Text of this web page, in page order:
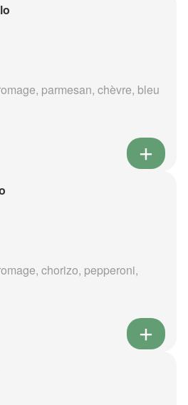
parmesan, chèvre, bleu
chorizo, pepperoni,